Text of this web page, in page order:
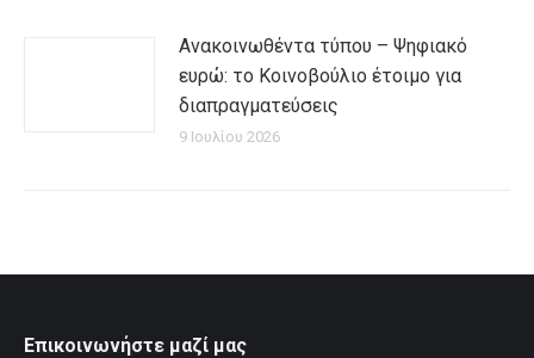
Ανακοινωθέντα τύπου – Ψηφιακό
ευρώ: το Κοινοβούλιο έτοιμο για
διαπραγματεύσεις
9 Ιουλίου 2026
Επικοινωνήστε μαζί μας